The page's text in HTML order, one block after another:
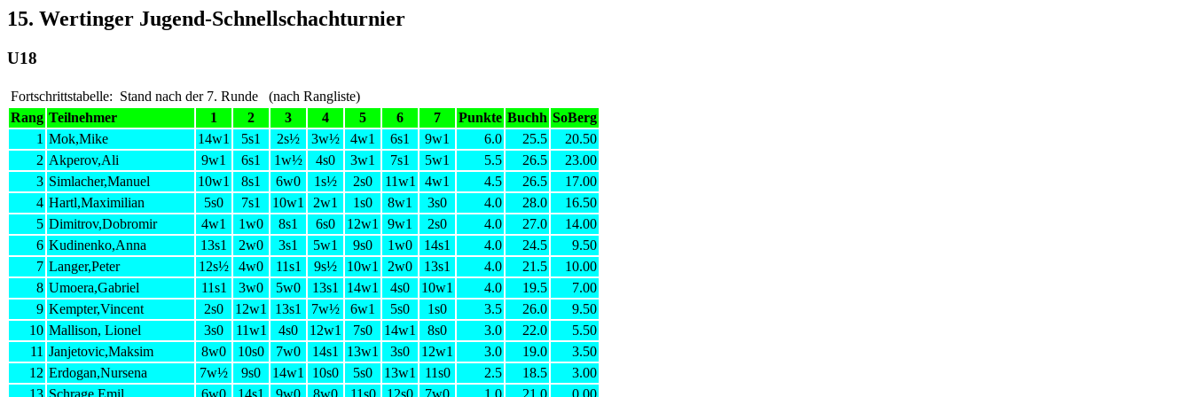
15. Wertinger Jugend-Schnellschachturnier
U18
Fortschrittstabelle: Stand nach der 7. Runde (nach Rangliste)
Rang Teilnehmer 1 2 3 4 5 6 7 Punkte Buchh SoBerg
1 Mok,Mike 14w1 5s1 2s½ 3w½ 4w1 6s1 9w1 6.0 25.5
20.50
2 Akperov,Ali 9w1 6s1 1w½ 4s0 3w1 7s1 5w1 5.5 26.5
23.00
3 Simlacher,Manuel 10w1 8s1 6w0 1s½ 2s0 11w1 4w1 4.5 26.5
17.00
4 Hartl,Maximilian 5s0 7s1 10w1 2w1 1s0 8w1 3s0 4.0 28.0
16.50
5 Dimitrov,Dobromir 4w1 1w0 8s1 6s0 12w1 9w1 2s0 4.0 27.0
14.00
6 Kudinenko,Anna 13s1 2w0 3s1 5w1 9s0 1w0 14s1 4.0 24.5
9.50
7 Langer,Peter 12s½ 4w0 11s1 9s½ 10w1 2w0 13s1 4.0 21.5
10.00
8 Umoera,Gabriel 11s1 3w0 5w0 13s1 14w1 4s0 10w1 4.0 19.5
7.00
9 Kempter,Vincent 2s0 12w1 13s1 7w½ 6w1 5s0 1s0 3.5 26.0
9.50
10 Mallison, Lionel 3s0 11w1 4s0 12w1 7s0 14w1 8s0 3.0 22.0
5.50
11 Janjetovic,Maksim 8w0 10s0 7w0 14s1 13w1 3s0 12w1 3.0 19.0
3.50
12 Erdogan,Nursena 7w½ 9s0 14w1 10s0 5s0 13w1 11s0 2.5 18.5
3.00
13 Schrage,Emil 6w0 14s1 9w0 8w0 11s0 12s0 7w0 1.0 21.0
0.00